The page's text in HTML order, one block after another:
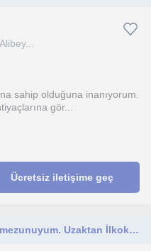
sahip olduğuna inanıyorum.
gör...
Ücretsiz iletişime geç
Merhaba. İngilizce öğretmenliği mezunuyum. Uzaktan İlkokul, ortaokul ve lise düzeylerine kolaylıkla ders verebilirim.